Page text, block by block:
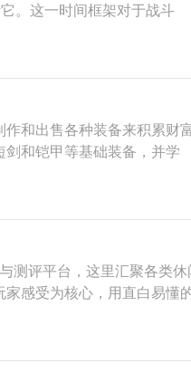
。这一时间框架对于战斗
和出售各种装备来积累财
和铠甲等基础装备，并学
测评平台，这里汇聚各类
感受为核心，用直白易懂